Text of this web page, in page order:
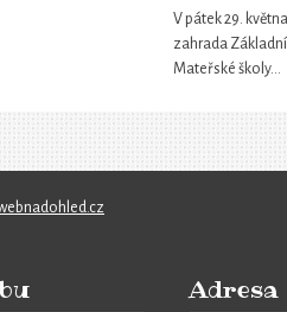
V pátek 29.
zahrada
Mateřské školy…
Adresa